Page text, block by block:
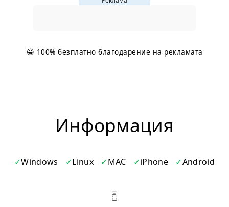
😀 100% безплатно благодарение на рекламата
Информация
Windows Linux MAC iPhone Android